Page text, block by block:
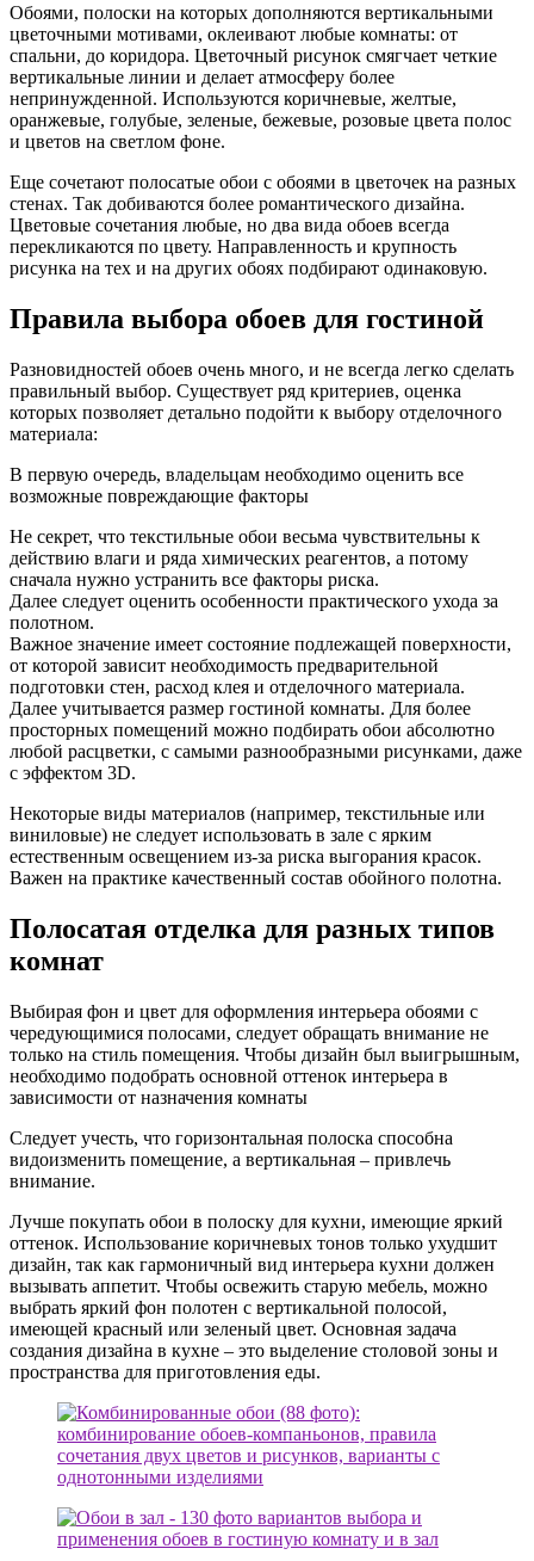
Обоями, полоски на которых дополняются вертикальными
цветочными мотивами, оклеивают любые комнаты: от
спальни, до коридора. Цветочный рисунок смягчает четкие
вертикальные линии и делает атмосферу более
непринужденной. Используются коричневые, желтые,
оранжевые, голубые, зеленые, бежевые, розовые цвета полос
и цветов на светлом фоне.
Еще сочетают полосатые обои с обоями в цветочек на разных
стенах. Так добиваются более романтического дизайна.
Цветовые сочетания любые, но два вида обоев всегда
перекликаются по цвету. Направленность и крупность
рисунка на тех и на других обоях подбирают одинаковую.
Правила выбора обоев для гостиной
Разновидностей обоев очень много, и не всегда легко сделать
правильный выбор. Существует ряд критериев, оценка
которых позволяет детально подойти к выбору отделочного
материала:
В первую очередь, владельцам необходимо оценить все
возможные повреждающие факторы
Не секрет, что текстильные обои весьма чувствительны к
действию влаги и ряда химических реагентов, а потому
сначала нужно устранить все факторы риска.
Далее следует оценить особенности практического ухода за
полотном.
Важное значение имеет состояние подлежащей поверхности,
от которой зависит необходимость предварительной
подготовки стен, расход клея и отделочного материала.
Далее учитывается размер гостиной комнаты. Для более
просторных помещений можно подбирать обои абсолютно
любой расцветки, с самыми разнообразными рисунками, даже
с эффектом 3D.
Некоторые виды материалов (например, текстильные или
виниловые) не следует использовать в зале с ярким
естественным освещением из-за риска выгорания красок.
Важен на практике качественный состав обойного полотна.
Полосатая отделка для разных типов
комнат
Выбирая фон и цвет для оформления интерьера обоями с
чередующимися полосами, следует обращать внимание не
только на стиль помещения. Чтобы дизайн был выигрышным,
необходимо подобрать основной оттенок интерьера в
зависимости от назначения комнаты
Следует учесть, что горизонтальная полоска способна
видоизменить помещение, а вертикальная – привлечь
внимание.
Лучше покупать обои в полоску для кухни, имеющие яркий
оттенок. Использование коричневых тонов только ухудшит
дизайн, так как гармоничный вид интерьера кухни должен
вызывать аппетит. Чтобы освежить старую мебель, можно
выбрать яркий фон полотен с вертикальной полосой,
имеющей красный или зеленый цвет. Основная задача
создания дизайна в кухне – это выделение столовой зоны и
пространства для приготовления еды.